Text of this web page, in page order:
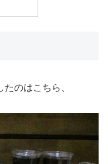
のはこちら、